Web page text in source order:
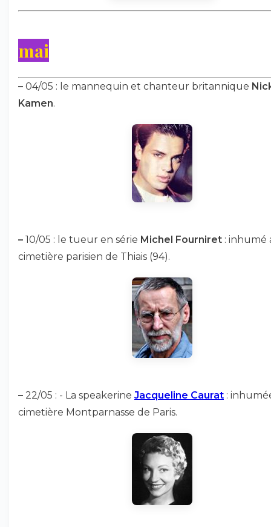
mai
– 04/05 : le mannequin et chanteur britannique
Kamen.
– 10/05 : le tueur en série Michel Fourniret : inhumé
cimetière parisien de Thiais (94).
– 22/05 : - La speakerine Jacqueline Caurat :
cimetière Montparnasse de Paris.